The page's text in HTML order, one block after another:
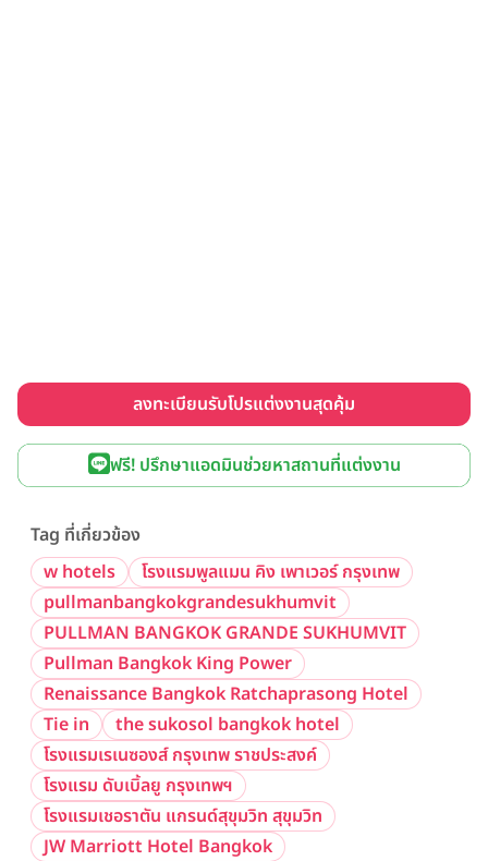
ลงทะเบียนรับโปรแต่งงานสุดคุ้ม
ฟรี! ปรึกษาแอดมินช่วยหาสถานที่แต่งงาน
Tag ที่เกี่ยวข้อง
w hotels
โรงแรมพูลแมน คิง เพาเวอร์ กรุงเทพ
pullmanbangkokgrandesukhumvit
PULLMAN BANGKOK GRANDE SUKHUMVIT
Pullman Bangkok King Power
Renaissance Bangkok Ratchaprasong Hotel
Tie in
the sukosol bangkok hotel
โรงแรมเรเนซองส์ กรุงเทพ ราชประสงค์
โรงแรม ดับเบิ้ลยู กรุงเทพฯ
โรงแรมเชอราตัน แกรนด์สุขุมวิท สุขุมวิท
JW Marriott Hotel Bangkok